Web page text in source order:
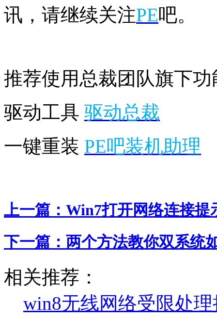
讯，请继续关注PE吧。
推荐使用总裁团队旗下
驱动工具 驱动总裁
一键重装 PE吧装机助理
上一篇： Win7打开网络连接提
下一篇： 两个方法教你双系统
相关推荐：
win8无线网络受限处